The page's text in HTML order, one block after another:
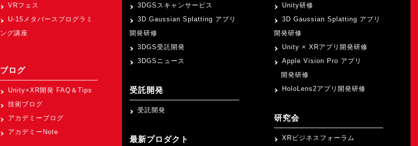
VRフェス
U-15メタバースプログラミ
ング講座
ブログ
Unity×XR開発 FAQ＆Tips
技術ブログ
アカデミーブログ
アカデミーNote
3DGSスキャンサービス
3D Gaussian Splatting アプリ
開発研修
3DGS受託開発
3DGSニュース
受託開発
受託開発
最新プロダクト
Unity研修
3D Gaussian Splatting アプリ
開発研修
Unity × XRアプリ開発研修
Apple Vision Pro アプリ
開発研修
HoloLens2アプリ開発研修
研究会
XRビジネスフォーラム